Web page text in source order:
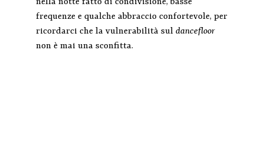
frequenze e qualche abbraccio confortevole, per
ricordarci che la vulnerabilità sul dancefloor
non è mai una sconfitta.